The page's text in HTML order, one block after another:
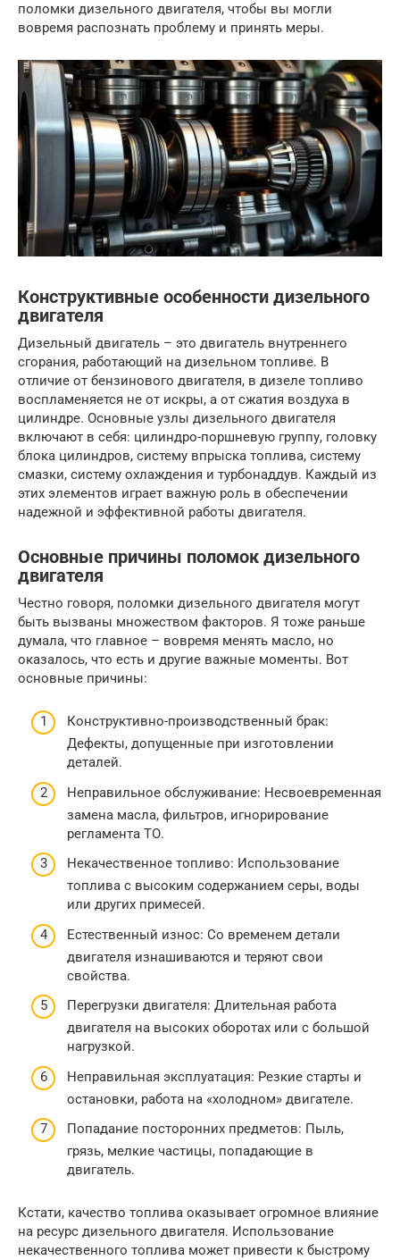
поломки дизельного двигателя, чтобы вы могли
вовремя распознать проблему и принять меры.
Конструктивные особенности дизельного
двигателя
Дизельный двигатель – это двигатель внутреннего
сгорания, работающий на дизельном топливе. В
отличие от бензинового двигателя, в дизеле топливо
воспламеняется не от искры, а от сжатия воздуха в
цилиндре. Основные узлы дизельного двигателя
включают в себя: цилиндро-поршневую группу, головку
блока цилиндров, систему впрыска топлива, систему
смазки, систему охлаждения и турбонаддув. Каждый из
этих элементов играет важную роль в обеспечении
надежной и эффективной работы двигателя.
Основные причины поломок дизельного
двигателя
Честно говоря, поломки дизельного двигателя могут
быть вызваны множеством факторов. Я тоже раньше
думала, что главное – вовремя менять масло, но
оказалось, что есть и другие важные моменты. Вот
основные причины:
Конструктивно-производственный брак:
Дефекты, допущенные при изготовлении
деталей.
Неправильное обслуживание: Несвоевременная
замена масла, фильтров, игнорирование
регламента ТО.
Некачественное топливо: Использование
топлива с высоким содержанием серы, воды
или других примесей.
Естественный износ: Со временем детали
двигателя изнашиваются и теряют свои
свойства.
Перегрузки двигателя: Длительная работа
двигателя на высоких оборотах или с большой
нагрузкой.
Неправильная эксплуатация: Резкие старты и
остановки, работа на «холодном» двигателе.
Попадание посторонних предметов: Пыль,
грязь, мелкие частицы, попадающие в
двигатель.
Кстати, качество топлива оказывает огромное влияние
на ресурс дизельного двигателя. Использование
некачественного топлива может привести к быстрому